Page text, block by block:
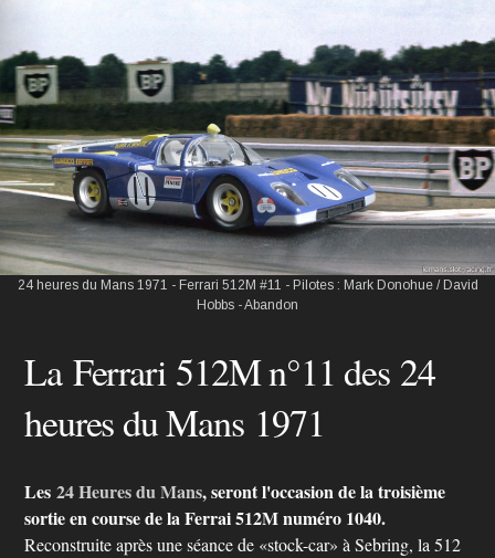
24 heures du Mans 1971 - Ferrari 512M #11 - Pilotes : Mark Donohue / David
Hobbs - Abandon
La Ferrari 512M n°11 des 24
heures du Mans 1971
Les24 Heures du Mans, seront l'occasion de la troisième
sortie en course de la Ferrai 512M numéro 1040.
Reconstruite après une séance de «stock-car» à Sebring, la 512